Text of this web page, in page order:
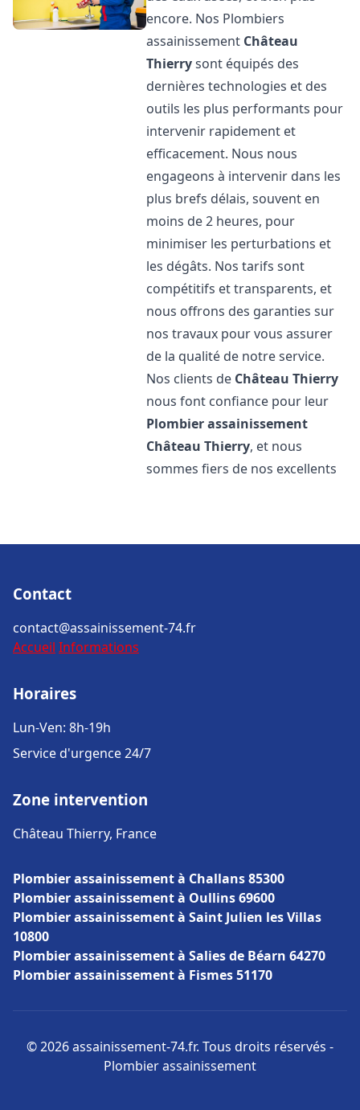
encore. Nos Plombiers
assainissement Château
Thierrysont équipés des
dernières technologies et des
outils les plus performants pour
intervenir rapidement et
efficacement. Nous nous
engageons à intervenir dans les
plus brefs délais, souvent en
moins de 2 heures, pour
minimiser les perturbations et
les dégâts. Nos tarifs sont
compétitifs et transparents, et
nous offrons des garanties sur
nos travaux pour vous assurer
de la qualité de notre service.
Nos clients de Château Thierry
nous font confiance pour leur
Plombier assainissement
Château Thierry, et nous
sommes fiers de nos excellents
Contact
contact@assainissement-74.fr
Accueil Informations
Horaires
Lun-Ven: 8h-19h
Service d'urgence 24/7
Zone intervention
Château Thierry, France
Plombier assainissement à Challans 85300
Plombier assainissement à Oullins 69600
Plombier assainissement à Saint Julien les Villas
10800
Plombier assainissement à Salies de Béarn 64270
Plombier assainissement à Fismes 51170
© 2026 assainissement-74.fr. Tous droits réservés -
Plombier assainissement